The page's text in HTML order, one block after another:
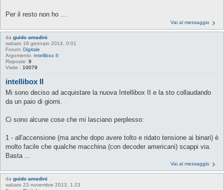
Per il resto non ho ...
Vai al messaggio
da guido amadini
sabato 18 gennaio 2014, 0:01
Forum: Digitale
Argomento: intellibox II
Risposte: 9
Visite : 10079
intellibox II
Mi sono deciso ad acquistare la nuova Intellibox II e la sto collaudando
da un paio di giorni.
Ci sono alcune cose che mi lasciano perplesso:
1 - all'accensione (ma anche dopo avere tolto e ridato tensione ai binari) è
molto facile che qualche macchina (con decoder americani) scappi via.
Basta ...
Vai al messaggio
da guido amadini
sabato 23 novembre 2013, 1:23